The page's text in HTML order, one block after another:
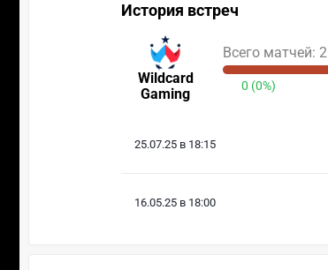
История встреч
Wildcard
Gaming
Всего матчей: 2
0 (0%)
25.07.25 в 18:15
16.05.25 в 18:00